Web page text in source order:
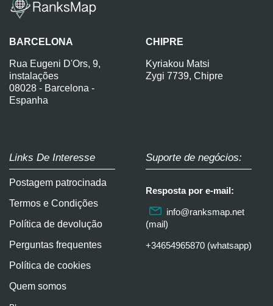
BARCELONA
Rua Eugeni D'Ors, 9,
instalações
08028 - Barcelona -
Espanha
CHIPRE
Kyriakou Matsi
Zygi 7739, Chipre
Links De Interesse
Postagem patrocinada
Termos e Condições
Política de devolução
Perguntas frequentes
Política de cookies
Quem somos
Suporte de negócios:
Resposta por e-mail:
info@ranksmap.net
(mail)
+34654965870 (whatsapp)